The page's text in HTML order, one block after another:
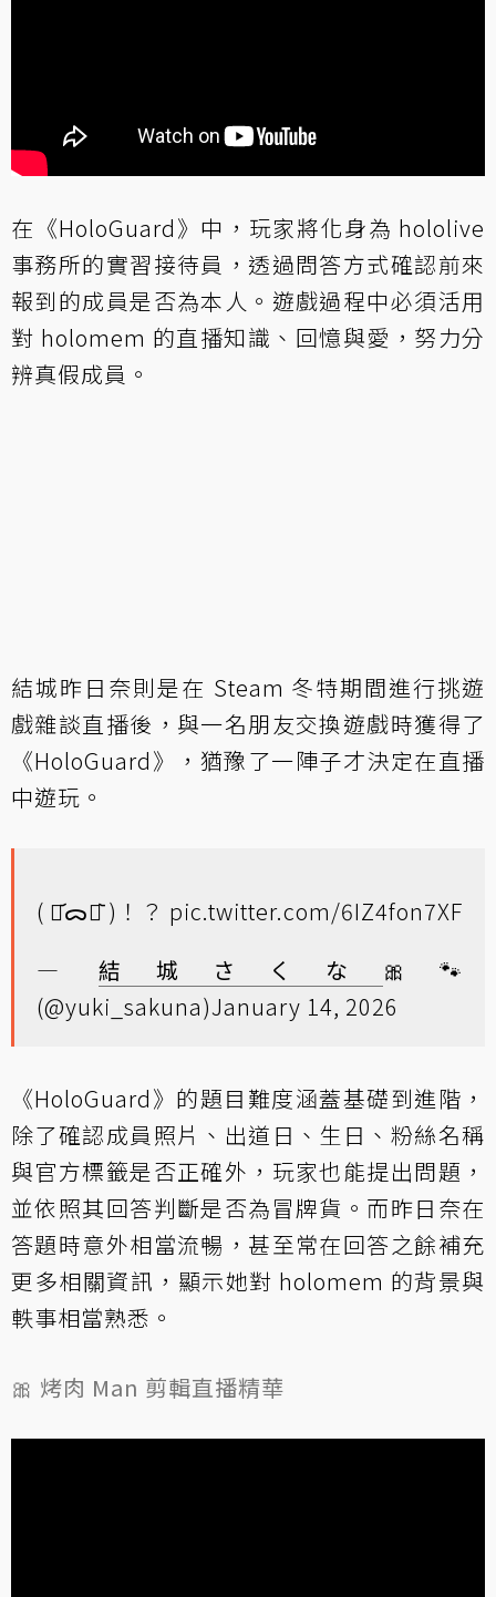
在《HoloGuard》中，玩家將化身為 hololive
事務所的實習接待員，透過問答方式確認前來
報到的成員是否為本人。遊戲過程中必須活用
對 holomem 的直播知識、回憶與愛，努力分
辨真假成員。
結城昨日奈則是在 Steam 冬特期間進行挑遊
戲雜談直播後，與一名朋友交換遊戲時獲得了
《HoloGuard》，猶豫了一陣子才決定在直播
中遊玩。
( ･᷄ᯅ･᷅ )！？ pic.twitter.com/6IZ4fon7XF
—結城さくな 🎀🐾
(@yuki_sakuna)January 14, 2026
《HoloGuard》的題目難度涵蓋基礎到進階，
除了確認成員照片、出道日、生日、粉絲名稱
與官方標籤是否正確外，玩家也能提出問題，
並依照其回答判斷是否為冒牌貨。而昨日奈在
答題時意外相當流暢，甚至常在回答之餘補充
更多相關資訊，顯示她對 holomem 的背景與
軼事相當熟悉。
🎀 烤肉 Man 剪輯直播精華